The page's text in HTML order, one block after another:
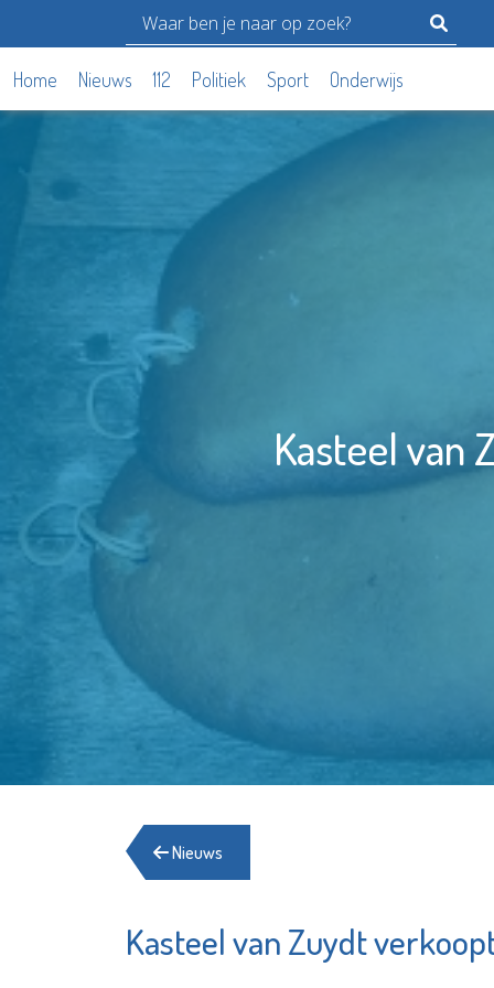
Home Nieuws 112 Politiek Sport Onderwijs
Kasteel van
Nieuws
Kasteel van Zuydt
Schuldhulpmaatje